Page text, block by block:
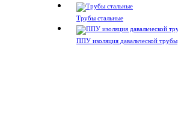
Трубы стальные
ППУ изоляция давальческой трубы